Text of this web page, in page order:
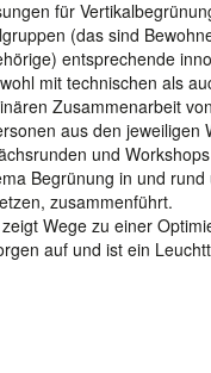
für
(das sind
entsprechende
mit technischen als
Zusammenarbeit
aus den
und
Begrünung in und
zusammenführt.
zeigt Wege zu einer
auf und ist ein